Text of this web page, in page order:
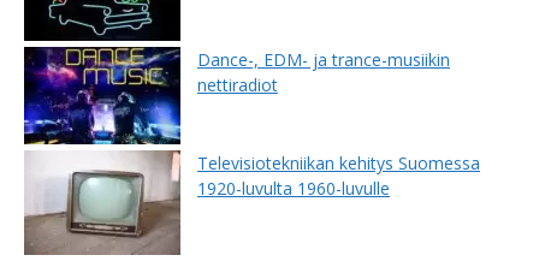
Dance-, EDM- ja trance-musiikin
nettiradiot
Televisiotekniikan kehitys Suomessa
1920-luvulta 1960-luvulle